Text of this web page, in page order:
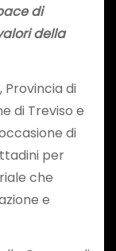
di
della
Provincia di
di Treviso e
di
per
che
e